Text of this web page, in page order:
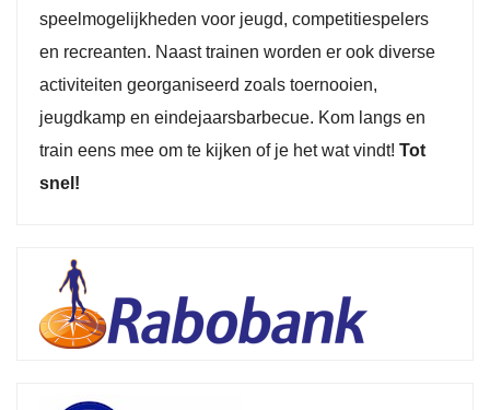
speelmogelijkheden voor jeugd, competitiespelers
en recreanten. Naast trainen worden er ook diverse
activiteiten georganiseerd zoals toernooien,
jeugdkamp en eindejaarsbarbecue. Kom langs en
train eens mee om te kijken of je het wat vindt! Tot
snel!